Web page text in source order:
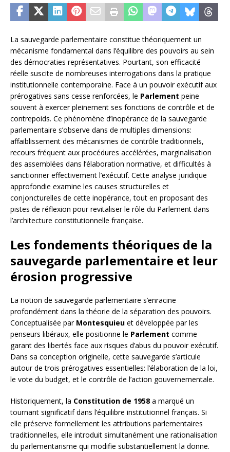
La sauvegarde parlementaire constitue théoriquement un
mécanisme fondamental dans l’équilibre des pouvoirs au sein
des démocraties représentatives. Pourtant, son efficacité
réelle suscite de nombreuses interrogations dans la pratique
institutionnelle contemporaine. Face à un pouvoir exécutif aux
prérogatives sans cesse renforcées, le Parlement peine
souvent à exercer pleinement ses fonctions de contrôle et de
contrepoids. Ce phénomène d’inopérance de la sauvegarde
parlementaire s’observe dans de multiples dimensions:
affaiblissement des mécanismes de contrôle traditionnels,
recours fréquent aux procédures accélérées, marginalisation
des assemblées dans l’élaboration normative, et difficultés à
sanctionner effectivement l’exécutif. Cette analyse juridique
approfondie examine les causes structurelles et
conjoncturelles de cette inopérance, tout en proposant des
pistes de réflexion pour revitaliser le rôle du Parlement dans
l’architecture constitutionnelle française.
Les fondements théoriques de la
sauvegarde parlementaire et leur
érosion progressive
La notion de sauvegarde parlementaire s’enracine
profondément dans la théorie de la séparation des pouvoirs.
Conceptualisée par Montesquieu et développée par les
penseurs libéraux, elle positionne le Parlement comme
garant des libertés face aux risques d’abus du pouvoir exécutif.
Dans sa conception originelle, cette sauvegarde s’articule
autour de trois prérogatives essentielles: l’élaboration de la loi,
le vote du budget, et le contrôle de l’action gouvernementale.
Historiquement, la Constitution de 1958 a marqué un
tournant significatif dans l’équilibre institutionnel français. Si
elle préserve formellement les attributions parlementaires
traditionnelles, elle introduit simultanément une rationalisation
du parlementarisme qui modifie substantiellement la donne.